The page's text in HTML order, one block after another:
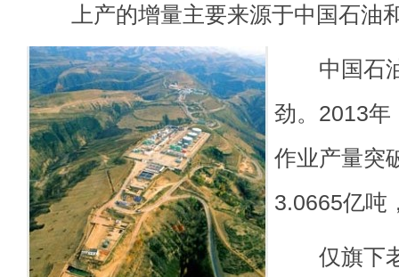
上产的增量主要来源于中国石油
中国石
劲。2013年
作业产量突
3.0665亿吨
仅旗下老